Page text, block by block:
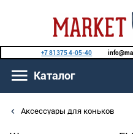
+7 81375 4-05-40
Каталог
Аксессуары для коньков